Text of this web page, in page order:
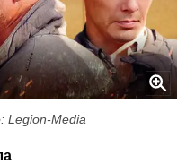
Media